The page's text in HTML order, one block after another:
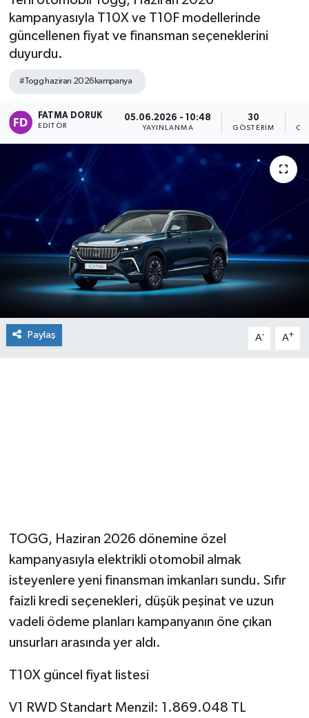
kampanyasıyla T10X ve T10F modellerinde
güncellenen fiyat ve finansman seçeneklerini
duyurdu.
#Togg haziran 2026kampanya
FATMA DORUK
EDITÖR
05.06.2026 - 10:48
YAYINLANMA
30
GÖSTERIM
Paylaş A- A+
TOGG, Haziran 2026 dönemine özel
kampanyasıyla elektrikli otomobil almak
isteyenlere yeni finansman imkanları sundu. Sıfır
faizli kredi seçenekleri, düşük peşinat ve uzun
vadeli ödeme planları kampanyanın öne çıkan
unsurları arasında yer aldı.
T10X güncel fiyat listesi
V1 RWD Standart Menzil: 1.869.048 TL